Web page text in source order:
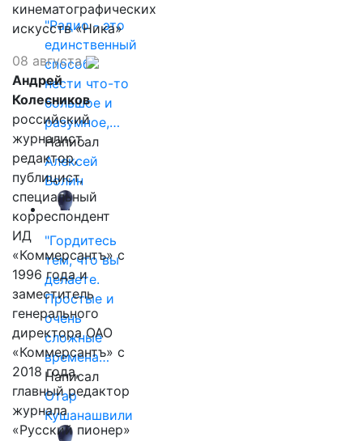
"Радио - это
единственный
способ
нести что-то
большое и
разумное,…
Написал
Алексей
Волин
"Гордитесь
тем, что вы
делаете.
Простые и
очень
сложные
времена…
Написал
Отар
Кушанашвили
кинематографических
искусств «Ника»
08 августа
Андрей
Колесников
российский
журналист,
редактор,
публицист,
специальный
корреспондент
ИД
«Коммерсантъ» с
1996 года и
заместитель
генерального
директора ОАО
«Коммерсантъ» с
2018 года,
главный редактор
журнала
«Русский пионер»